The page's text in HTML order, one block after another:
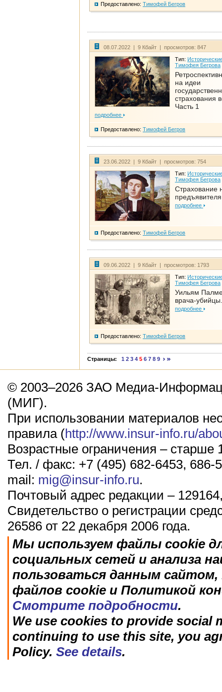
Предоставлено: Тимофей Бегров
08.07.2022 | 9 Кбайт | просмотров: 847
Тип:
Тимофея Бегрова
на идеи
страхования
Часть 1
подробнее
Предоставлено: Тимофей Бегров
23.06.2022 | 9 Кбайт | просмотров: 754
Тип:
Тимофея Бегрова
Страхование
предъявителя
подробнее
Предоставлено: Тимофей Бегров
09.06.2022 | 9 Кбайт | просмотров: 1793
Тип:
Тимофея Бегрова
Уильям
врача-
подробнее
Предоставлено: Тимофей Бегров
Страницы: 1 2 3 4 5 6 7 8 9
© 2003–2026 ЗАО Медиа-
(МИГ).
При использовании материалов
правила (http://www.insur-info.ru/
Возрастные ограничения – старше
Тел. / факс: +7 (495) 682-6453, 686-
mail: mig@insur-info.ru.
Почтовый адрес редакции –
Свидетельство о регистрации
26586 от 22 декабря 2006 года.
Мы используем файлы cookie
социальных сетей и анализа
пользоваться данным
файлов cookie и Политикой
Смотрите подробности.
We use cookies to provide social
continuing to use this site, you
Policy. See details.